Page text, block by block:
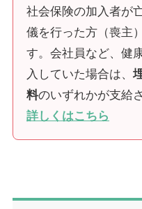
社会保険の加入者が
儀を行った方（喪主
す。会社員など、健
入していた場合は、
料のいずれかが支給
詳しくはこちら